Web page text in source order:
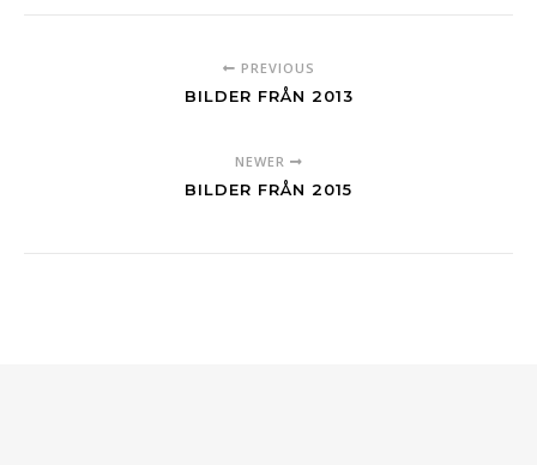
PREVIOUS
BILDER FRÅN 2013
NEWER
BILDER FRÅN 2015